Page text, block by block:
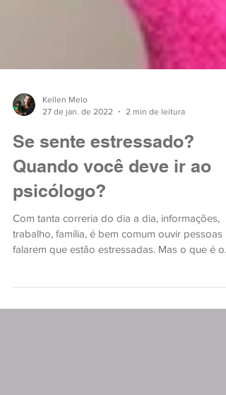
Kellen Melo
27 de jan. de 2022
2 min de leitura
Se sente estressado?
Quando você deve ir ao
psicólogo?
Com tanta correria do dia a dia, informações,
falarem que estão estressadas. Mas o que é o